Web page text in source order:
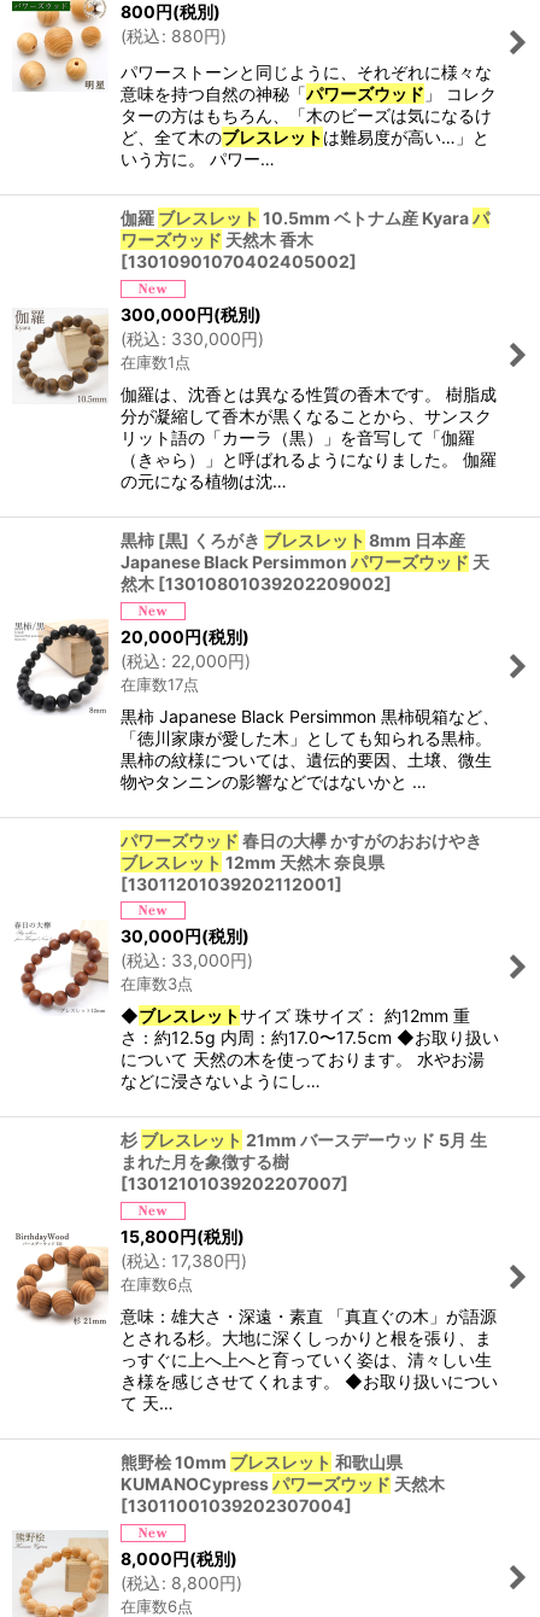
800円(税別)
(税込: 880円)
パワーストーンと同じように、それぞれに様々な
意味を持つ自然の神秘「パワーズウッド 」 コレク
ターの方はもちろん、「木のビーズは気になるけ
ど、全て木のブレスレットは難易度が高い…」と
いう方に。 パワー…
伽羅 ブレスレット 10.5mm ベトナム産 Kyaraパ
ワーズウッド 天然木 香木
[13010901070402405002]
300,000円(税別)
(税込: 330,000円)
在庫数1点
伽羅は、沈香とは異なる性質の香木です。 樹脂成
分が凝縮して香木が黒くなることから、サンスク
リット語の「カーラ（黒）」を音写して「伽羅
（きゃら）」と呼ばれるようになりました。 伽羅
の元になる植物は沈…
黒柿 [黒] くろがき ブレスレット 8mm 日本産
Japanese Black Persimmon パワーズウッド 天
然木 [13010801039202209002]
20,000円(税別)
(税込: 22,000円)
在庫数17点
黒柿 Japanese Black Persimmon 黒柿硯箱など、
「徳川家康が愛した木」としても知られる黒柿。
黒柿の紋様については、遺伝的要因、土壌、微生
物やタンニンの影響などではないかと …
パワーズウッド 春日の大欅 かすがのおおけやき
ブレスレット 12mm 天然木 奈良県
[13011201039202112001]
30,000円(税別)
(税込: 33,000円)
在庫数3点
◆ブレスレットサイズ 珠サイズ： 約12mm 重
さ：約12.5g 内周：約17.0〜17.5cm ◆お取り扱い
について 天然の木を使っております。 水やお湯
などに浸さないようにし…
杉 ブレスレット 21mm バースデーウッド 5月 生
まれた月を象徴する樹
[13012101039202207007]
15,800円(税別)
(税込: 17,380円)
在庫数6点
意味：雄大さ・深遠・素直 「真直ぐの木」が語源
とされる杉。大地に深くしっかりと根を張り、ま
っすぐに上へ上へと育っていく姿は、清々しい生
き様を感じさせてくれます。 ◆お取り扱いについ
て 天…
熊野桧 10mm ブレスレット 和歌山県
KUMANOCypressパワーズウッド 天然木
[13011001039202307004]
8,000円(税別)
(税込: 8,800円)
在庫数6点